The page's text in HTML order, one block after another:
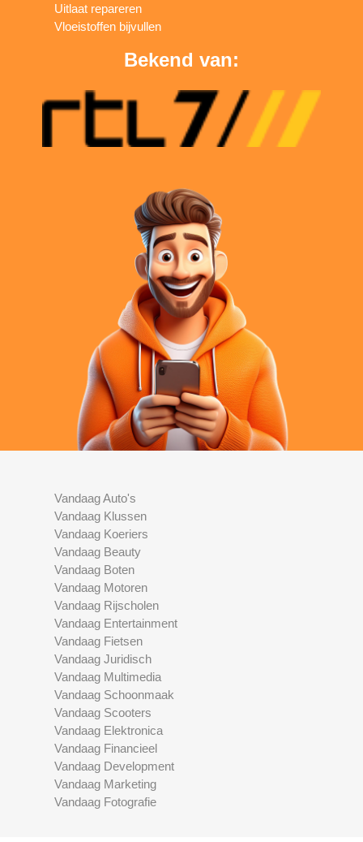
Uitlaat repareren
Vloeistoffen bijvullen
Bekend van:
Vandaag Auto's
Vandaag Klussen
Vandaag Koeriers
Vandaag Beauty
Vandaag Boten
Vandaag Motoren
Vandaag Rijscholen
Vandaag Entertainment
Vandaag Fietsen
Vandaag Juridisch
Vandaag Multimedia
Vandaag Schoonmaak
Vandaag Scooters
Vandaag Elektronica
Vandaag Financieel
Vandaag Development
Vandaag Marketing
Vandaag Fotografie